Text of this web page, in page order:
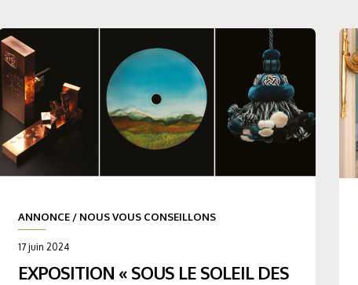
ANNONCE/ NOUS VOUS CONSEILLONS
17 juin 2024
EXPOSITION « SOUS LE SOLEIL DES